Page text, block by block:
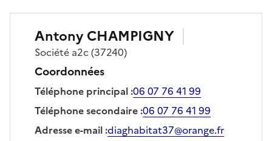
Antony CHAMPIGNY
Société a2c(37240)
Coordonnées
Téléphone principal:06 07 76 41 99
Téléphone secondaire:06 07 76 41 99
Adresse e-mail:diaghabitat37@orange.fr